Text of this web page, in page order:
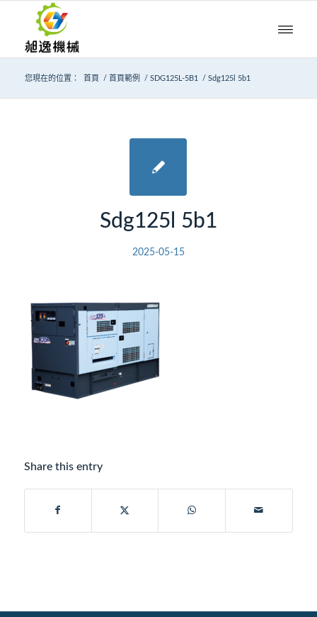
您現在的位置： 首頁 / 首頁範例 / SDG125L-5B1 / Sdg125l 5b1
Sdg125l 5b1
2025-05-15
Share this entry